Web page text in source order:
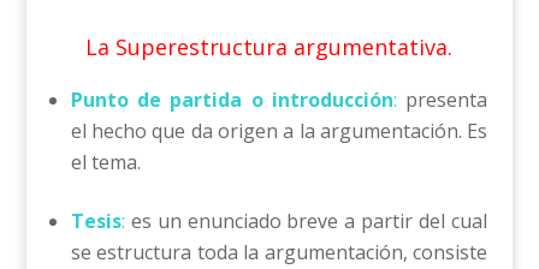
La Superestructura argumentativa.
Punto de partida o introducción: presenta
el hecho que da origen a la argumentación. Es
el tema.
Tesis: es un enunciado breve a partir del cual
se estructura toda la argumentación, consiste